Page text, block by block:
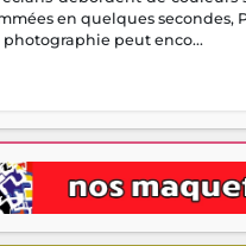
en quelques secondes,
peut enco...